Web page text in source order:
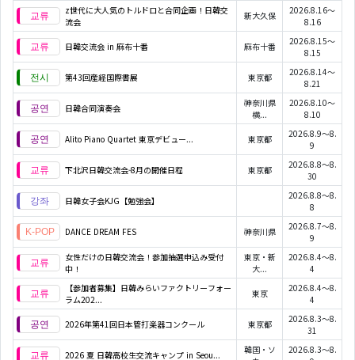
z世代に大人気のトルドロと合同企画！日韓交
流会
新大久保
2026.8.16～
8.16
日韓交流会 in 麻布十番 麻布十番
2026.8.15～
8.15
第43回産経国際書展 東京都
2026.8.14～
8.21
日韓合同演奏会
神奈川県
横...
2026.8.10～
8.10
Alito Piano Quartet 東京デビュー... 東京都
2026.8.9～8.
9
下北沢日韓交流会-8月の開催日程 東京都
2026.8.8～8.
30
日韓女子会KJG【勉強会】
2026.8.8～8.
8
DANCE DREAM FES 神奈川県
2026.8.7～8.
9
女性だけの日韓交流会！参加抽選申込み受付
中！
東京・新
大...
2026.8.4～8.
4
【参加者募集】日韓みらいファクトリーフォー
ラム202...
東京
2026.8.4～8.
4
2026年第41回日本管打楽器コンクール 東京都
2026.8.3～8.
31
2026 夏 日韓高校生交流キャンプ in Seou...
韓国・ソ
2026.8.3～8.